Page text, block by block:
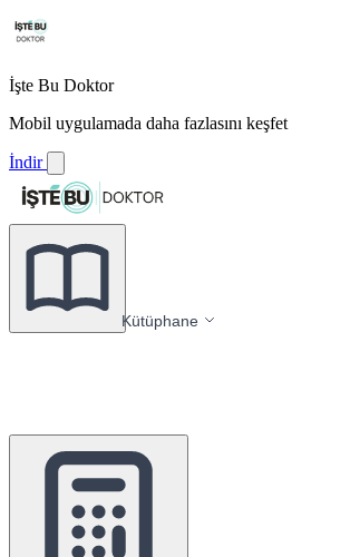
İşte Bu Doktor
Mobil uygulamada daha fazlasını keşfet
İndir
Kütüphane